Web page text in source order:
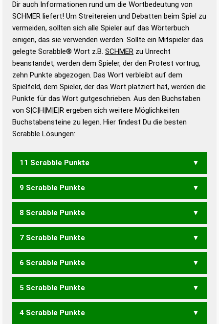
Wortbedeutung, Worttrennung und Wortform, um die
Gültigkeit eines Wortes für das Scrabble-Spiel zu
bestimmen!
zugelassene Turnier Scrabble-
Wörterbücher sind:
Duden – Standardwerk in 12 Bänden
Duden – Richtiges und gutes
Deutsch
Duden – Die deutsche Grammatik
Duden – Deutsches
Dir auch Informationen rund um die Wortbedeutung von
SCHMER liefert! Um Streitereien und Debatten beim Spiel zu
vermeiden, sollten sich alle Spieler auf das Wörterbuch
einigen, das sie verwenden werden. Sollte ein Mitspieler das
gelegte Scrabble® Wort z.B. SCHMER zu Unrecht
beanstandet, werden dem Spieler, der den Protest vortrug,
zehn Punkte abgezogen. Das Wort verbleibt auf dem
Spielfeld, dem Spieler, der das Wort platziert hat, werden die
Punkte für das Wort gutgeschrieben. Aus den Buchstaben
von S|C|H|M|E|R ergeben sich weitere Möglichkeiten
Buchstabensteine zu legen. Hier findest Du die besten
Scrabble Lösungen:
11 Scrabble Punkte
MESCH
9 Scrabble Punkte
CREM RESCH SCHER
8 Scrabble Punkte
RECH SECH MEHRS
7 Scrabble Punkte
CERS MEHR MESH
6 Scrabble Punkte
CER CES HEM SEC REMS
5 Scrabble Punkte
SEM REHS SEHR
4 Scrabble Punkte